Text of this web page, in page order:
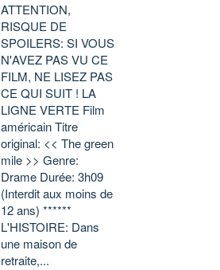
ATTENTION,
RISQUE DE
SPOILERS: SI VOUS
N'AVEZ PAS VU CE
FILM, NE LISEZ PAS
CE QUI SUIT ! LA
LIGNE VERTE Film
américain Titre
original: << The green
mile >> Genre:
Drame Durée: 3h09
(Interdit aux moins de
12 ans) ******
L'HISTOIRE: Dans
une maison de
retraite,...